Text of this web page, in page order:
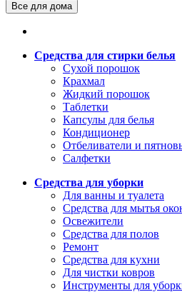
Все для дома
Средства для стирки белья
Сухой порошок
Крахмал
Жидкий порошок
Таблетки
Капсулы для белья
Кондиционер
Отбеливатели и
Салфетки
Средства для уборки
Для ванны и туалета
Средства для мытья
Освежители
Средства для полов
Ремонт
Средства для кухни
Для чистки ковров
Инструменты для